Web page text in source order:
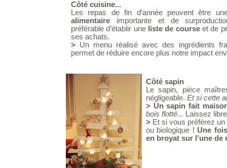
Côté cuisine...
Les repas de fin d’année peuvent être
alimentaire
importante et de
préférable d’établir une liste de course et de
ses achats.
> Un menu réalisé avec des ingrédients
permet de réduire encore plus notre impact
Côté sapin
Le sapin, pièce
négligeable. Et si cette
> Un sapin fait
bois flotté... Laissez
> Et si vous préférez
ou biologique ! Une
en broyat sur l’une